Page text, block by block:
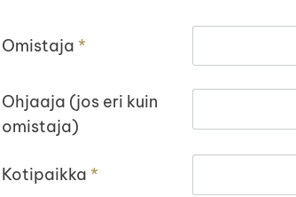
Omistaja *
Ohjaaja (jos eri kuin
omistaja)
Kotipaikka *